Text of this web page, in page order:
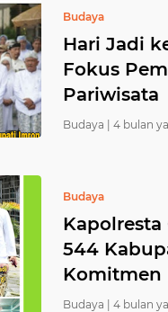
Budaya
Hari Jadi
Fokus
Pariwisata
Budaya | 4 bulan
Budaya
544
Komitmen
Budaya | 4 bulan